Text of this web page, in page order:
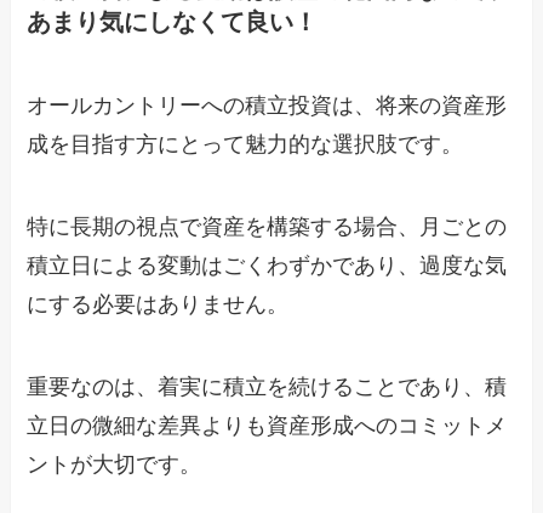
あまり気にしなくて良い！
オールカントリーへの積立投資は、将来の資産形
成を目指す方にとって魅力的な選択肢です。
特に長期の視点で資産を構築する場合、月ごとの
積立日による変動はごくわずかであり、過度な気
にする必要はありません。
重要なのは、着実に積立を続けることであり、積
立日の微細な差異よりも資産形成へのコミットメ
ントが大切です。